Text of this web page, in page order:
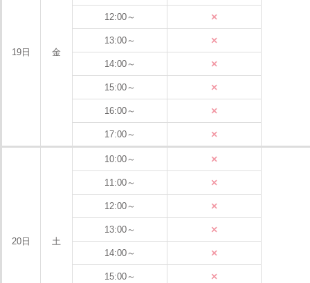
19日 金
12:00～ ×
13:00～ ×
14:00～ ×
15:00～ ×
16:00～ ×
17:00～ ×
20日 土
10:00～ ×
11:00～ ×
12:00～ ×
13:00～ ×
14:00～ ×
15:00～ ×